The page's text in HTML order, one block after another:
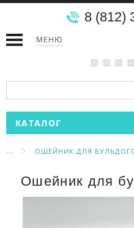
МЕНЮ
8 (812)
КАТАЛОГ
... ОШЕЙНИК ДЛЯ
Ошейник для